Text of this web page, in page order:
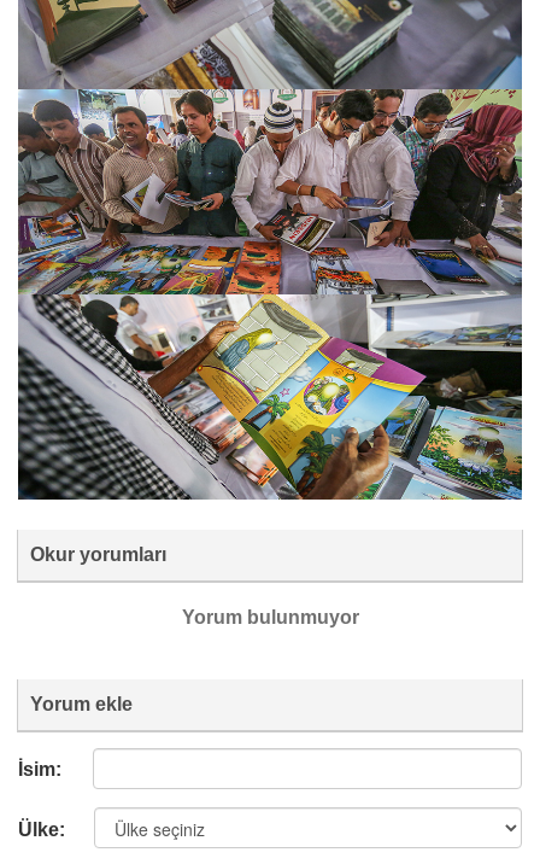
Okur yorumları
Yorum bulunmuyor
Yorum ekle
İsim:
Ülke: